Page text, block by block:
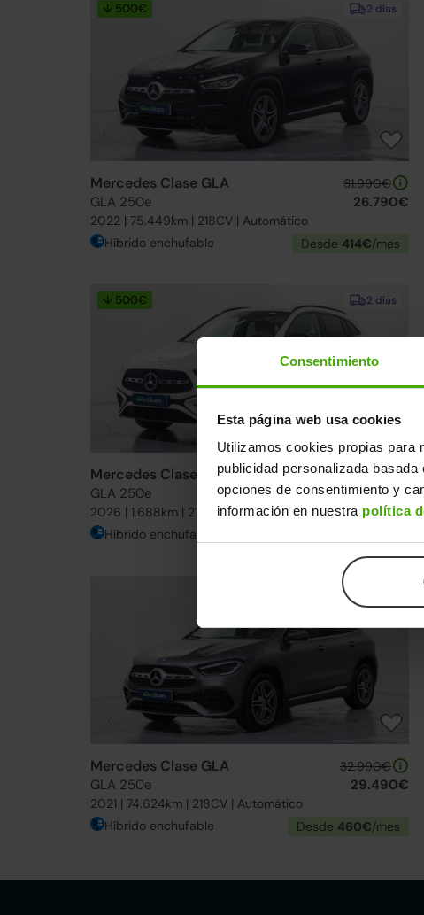
Consentimiento
Esta página web usa cookies
Utilizamos cookies propias para
publicidad personalizada
opciones de consentimiento y
información en nuestra política
2 días
↓ 500€
Mercedes Clase GLA
GLA 250e
2022 | 75.449km | 218CV | Automático
31.990€
26.790€
Híbrido enchufable Desde 414€/mes
2 días
↓ 500€
Mercedes Clase GLA
GLA 250e
2026 | 1.688km | 218CV | Automático
49.490€
41.390€
Híbrido enchufable
Mercedes Clase GLA
GLA 250e
2021 | 74.624km | 218CV | Automático
32.990€
29.490€
Híbrido enchufable Desde 460€/mes